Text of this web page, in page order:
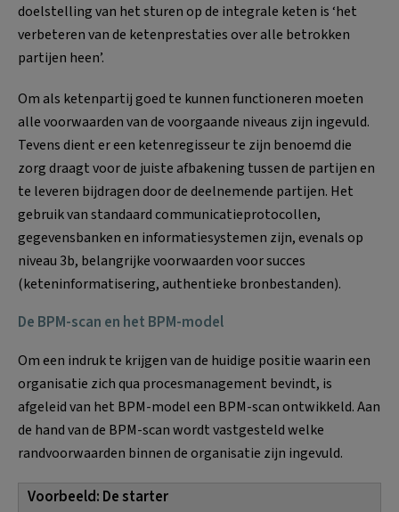
doelstelling van het sturen op de integrale keten is ‘het
verbeteren van de ketenprestaties over alle betrokken
partijen heen’.
Om als ketenpartij goed te kunnen functioneren moeten
alle voorwaarden van de voorgaande niveaus zijn ingevuld.
Tevens dient er een ketenregisseur te zijn benoemd die
zorg draagt voor de juiste afbakening tussen de partijen en
te leveren bijdragen door de deelnemende partijen. Het
gebruik van standaard communicatieprotocollen,
gegevensbanken en informatiesystemen zijn, evenals op
niveau 3b, belangrijke voorwaarden voor succes
(keteninformatisering, authentieke bronbestanden).
De BPM-scan en het BPM-model
Om een indruk te krijgen van de huidige positie waarin een
organisatie zich qua procesmanagement bevindt, is
afgeleid van het BPM-model een BPM-scan ontwikkeld. Aan
de hand van de BPM-scan wordt vastgesteld welke
randvoorwaarden binnen de organisatie zijn ingevuld.
Voorbeeld: De starter